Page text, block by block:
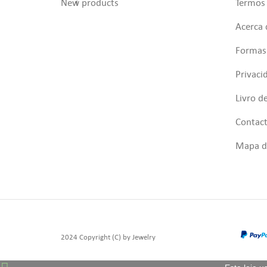
Acerca
Livro
Mapa
2024 Copyright (C) by Jewelry